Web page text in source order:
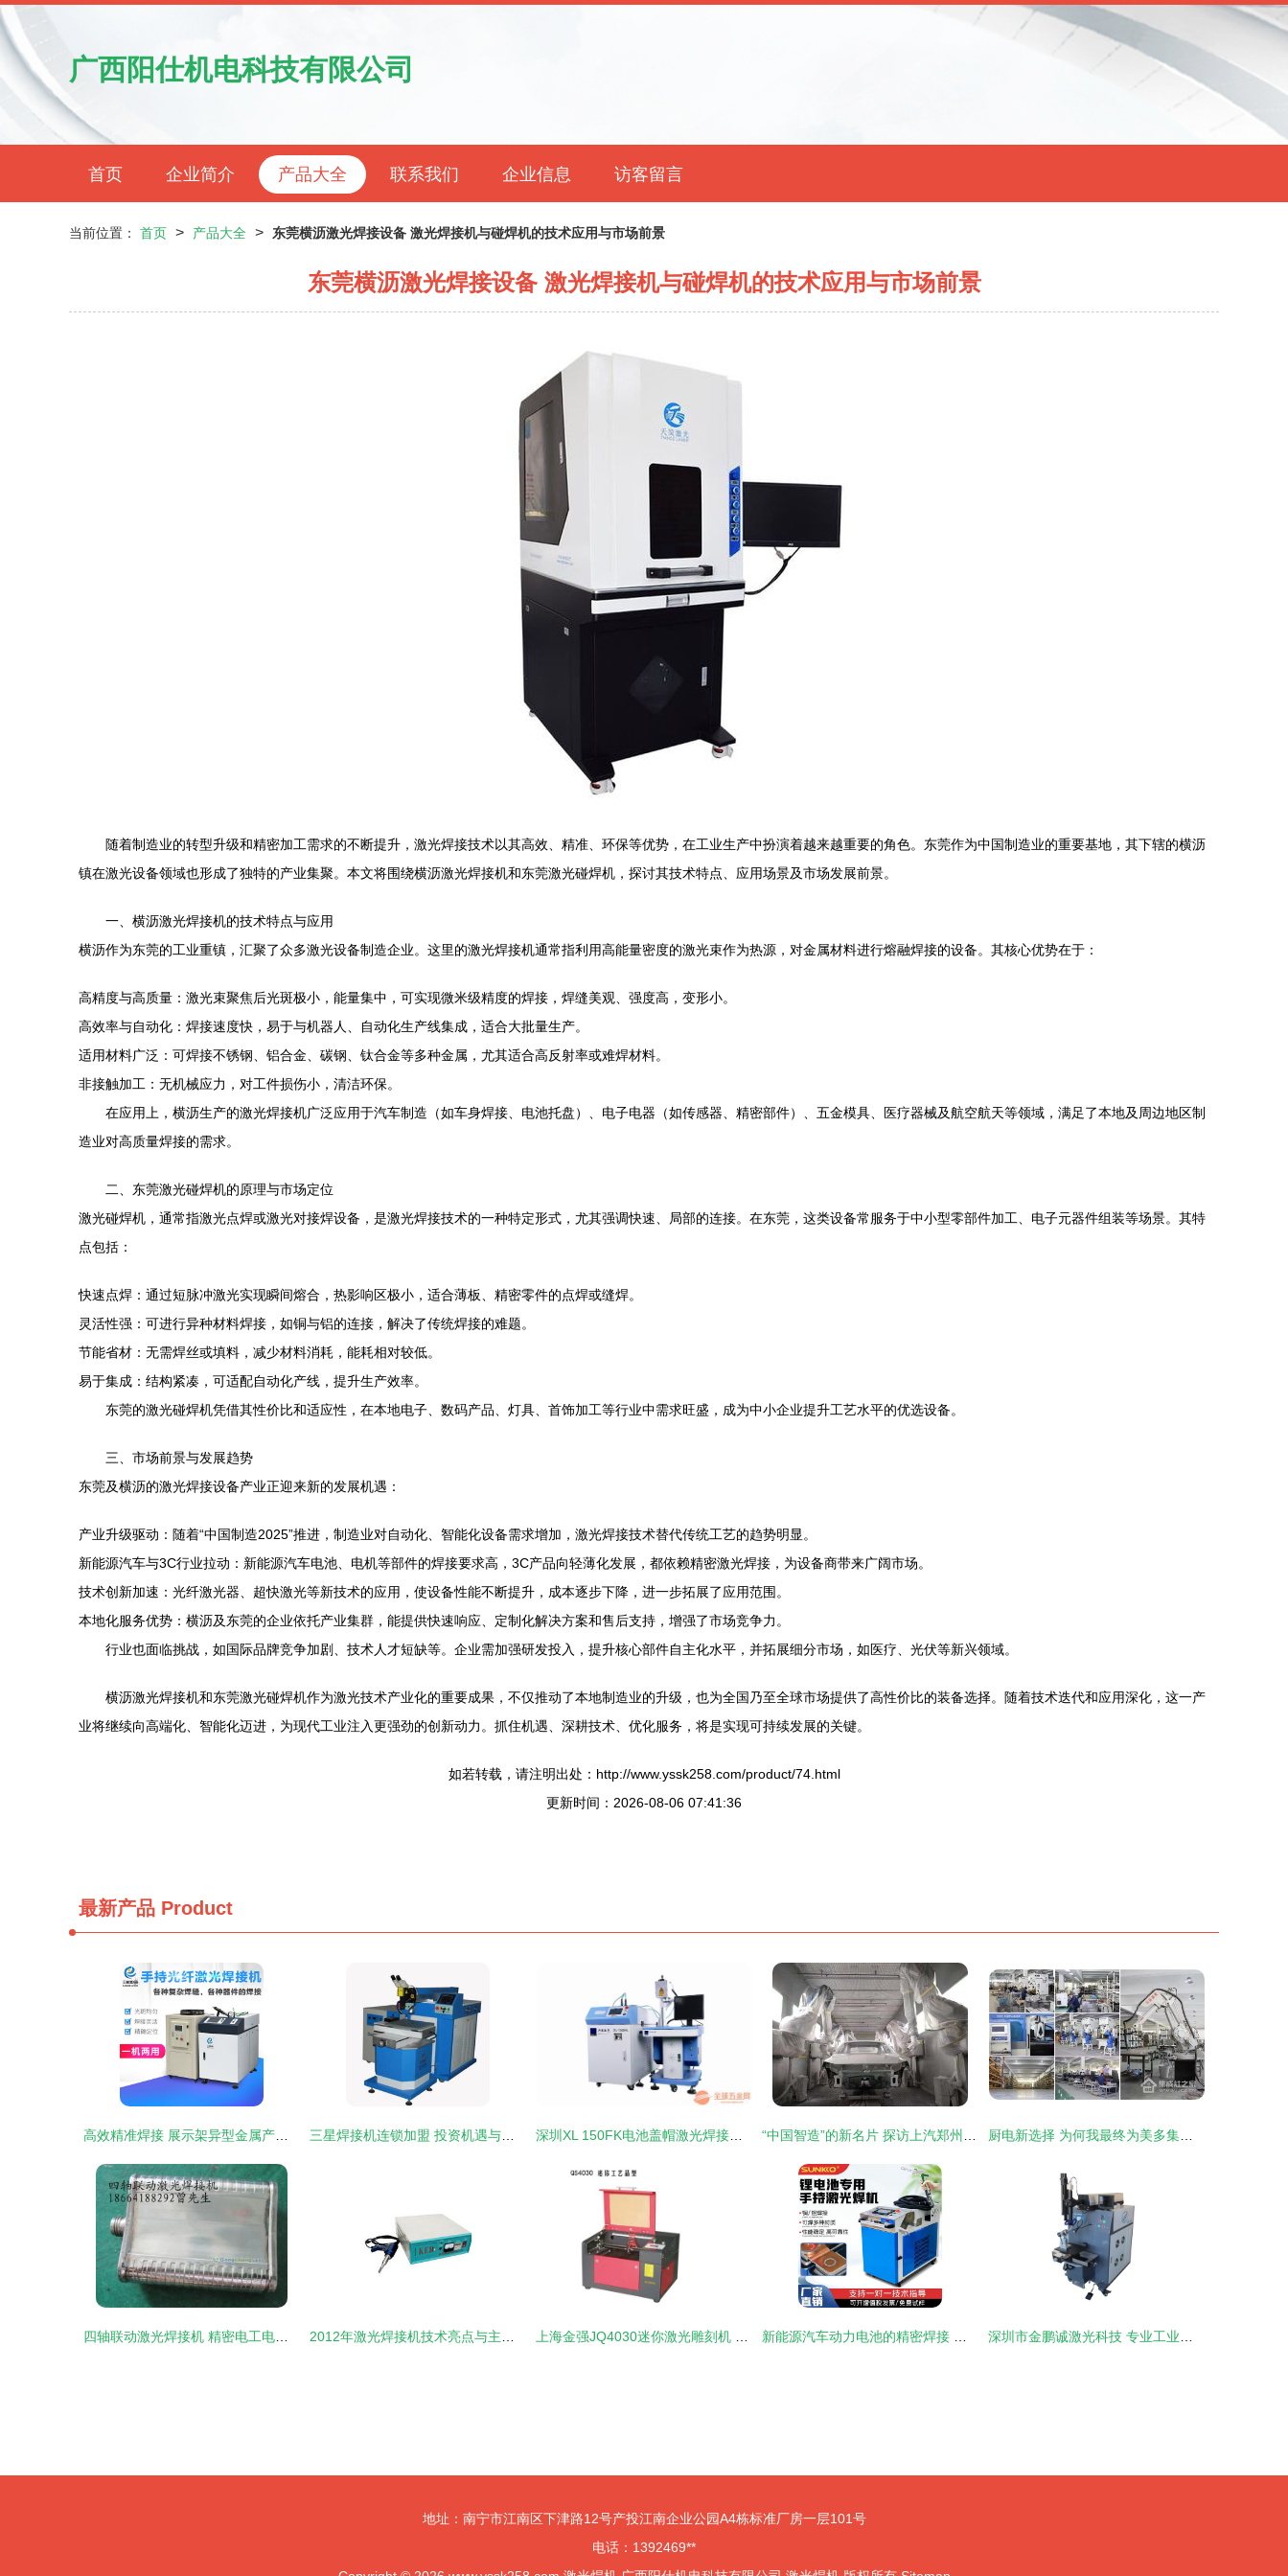
广西阳仕机电科技有限公司
首页 企业简介 产品大全 联系我们 企业信息 访客留言
当前位置： 首页 > 产品大全 > 东莞横沥激光焊接设备 激光焊接机与碰焊机的技术应用与市场前景
东莞横沥激光焊接设备 激光焊接机与碰焊机的技术应用与市场前景
随着制造业的转型升级和精密加工需求的不断提升，激光焊接技术以其高效、精准、环保等优势，在工业生产中扮演着越来越重要的角色。东莞作为中国制造业的重要基地，其下辖的横沥
镇在激光设备领域也形成了独特的产业集聚。本文将围绕横沥激光焊接机和东莞激光碰焊机，探讨其技术特点、应用场景及市场发展前景。
一、横沥激光焊接机的技术特点与应用
横沥作为东莞的工业重镇，汇聚了众多激光设备制造企业。这里的激光焊接机通常指利用高能量密度的激光束作为热源，对金属材料进行熔融焊接的设备。其核心优势在于：
高精度与高质量：激光束聚焦后光斑极小，能量集中，可实现微米级精度的焊接，焊缝美观、强度高，变形小。
高效率与自动化：焊接速度快，易于与机器人、自动化生产线集成，适合大批量生产。
适用材料广泛：可焊接不锈钢、铝合金、碳钢、钛合金等多种金属，尤其适合高反射率或难焊材料。
非接触加工：无机械应力，对工件损伤小，清洁环保。
在应用上，横沥生产的激光焊接机广泛应用于汽车制造（如车身焊接、电池托盘）、电子电器（如传感器、精密部件）、五金模具、医疗器械及航空航天等领域，满足了本地及周边地区制
造业对高质量焊接的需求。
二、东莞激光碰焊机的原理与市场定位
激光碰焊机，通常指激光点焊或激光对接焊设备，是激光焊接技术的一种特定形式，尤其强调快速、局部的连接。在东莞，这类设备常服务于中小型零部件加工、电子元器件组装等场景。其特
点包括：
快速点焊：通过短脉冲激光实现瞬间熔合，热影响区极小，适合薄板、精密零件的点焊或缝焊。
灵活性强：可进行异种材料焊接，如铜与铝的连接，解决了传统焊接的难题。
节能省材：无需焊丝或填料，减少材料消耗，能耗相对较低。
易于集成：结构紧凑，可适配自动化产线，提升生产效率。
东莞的激光碰焊机凭借其性价比和适应性，在本地电子、数码产品、灯具、首饰加工等行业中需求旺盛，成为中小企业提升工艺水平的优选设备。
三、市场前景与发展趋势
东莞及横沥的激光焊接设备产业正迎来新的发展机遇：
产业升级驱动：随着“中国制造2025”推进，制造业对自动化、智能化设备需求增加，激光焊接技术替代传统工艺的趋势明显。
新能源汽车与3C行业拉动：新能源汽车电池、电机等部件的焊接要求高，3C产品向轻薄化发展，都依赖精密激光焊接，为设备商带来广阔市场。
技术创新加速：光纤激光器、超快激光等新技术的应用，使设备性能不断提升，成本逐步下降，进一步拓展了应用范围。
本地化服务优势：横沥及东莞的企业依托产业集群，能提供快速响应、定制化解决方案和售后支持，增强了市场竞争力。
行业也面临挑战，如国际品牌竞争加剧、技术人才短缺等。企业需加强研发投入，提升核心部件自主化水平，并拓展细分市场，如医疗、光伏等新兴领域。
横沥激光焊接机和东莞激光碰焊机作为激光技术产业化的重要成果，不仅推动了本地制造业的升级，也为全国乃至全球市场提供了高性价比的装备选择。随着技术迭代和应用深化，这一产
业将继续向高端化、智能化迈进，为现代工业注入更强劲的创新动力。抓住机遇、深耕技术、优化服务，将是实现可持续发展的关键。
如若转载，请注明出处：http://www.yssk258.com/product/74.html
更新时间：2026-08-06 07:41:36
最新产品 Product
地址：南宁市江南区下津路12号产投江南企业公园A4栋标准厂房一层101号
电话：1392469**